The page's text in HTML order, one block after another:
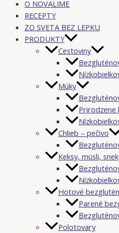
O NOVALIME
RECEPTY
ZO SVETA BEZ LEPKU
PRODUKTY
Cestoviny
Múky
Prirodzene
Chlieb – pečivo
Keksy, müsli,
Hotové
Parené
Polotovary